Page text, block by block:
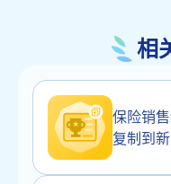
相
保险销
复制到